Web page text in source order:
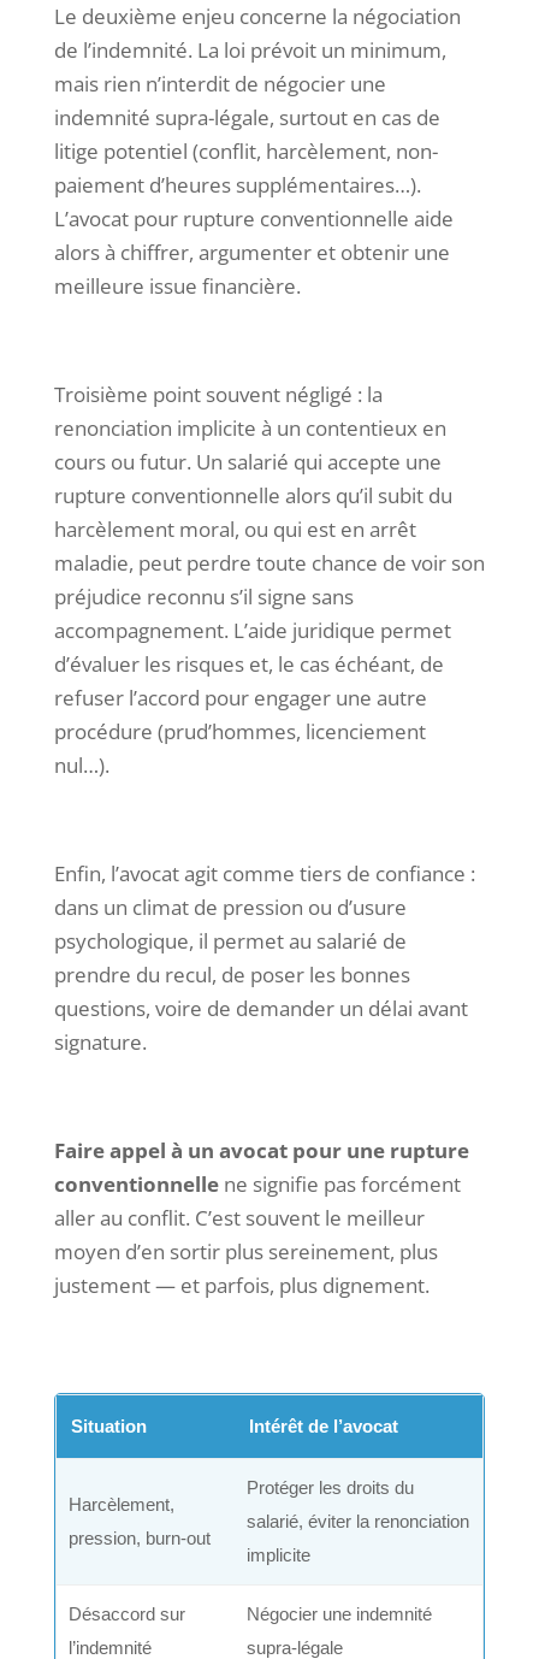
Le deuxième enjeu concerne la négociation
de l’indemnité. La loi prévoit un minimum,
mais rien n’interdit de négocier une
indemnité supra-légale, surtout en cas de
litige potentiel (conflit, harcèlement, non-
paiement d’heures supplémentaires…).
L’avocat pour rupture conventionnelle aide
alors à chiffrer, argumenter et obtenir une
meilleure issue financière.
Troisième point souvent négligé : la
renonciation implicite à un contentieux en
cours ou futur. Un salarié qui accepte une
rupture conventionnelle alors qu’il subit du
harcèlement moral, ou qui est en arrêt
maladie, peut perdre toute chance de voir son
préjudice reconnu s’il signe sans
accompagnement. L’aide juridique permet
d’évaluer les risques et, le cas échéant, de
refuser l’accord pour engager une autre
procédure (prud’hommes, licenciement
nul…).
Enfin, l’avocat agit comme tiers de confiance :
dans un climat de pression ou d’usure
psychologique, il permet au salarié de
prendre du recul, de poser les bonnes
questions, voire de demander un délai avant
signature.
Faire appel à un avocat pour une rupture
conventionnellene signifie pas forcément
aller au conflit. C’est souvent le meilleur
moyen d’en sortir plus sereinement, plus
justement — et parfois, plus dignement.
Situation Intérêt de l’avocat
Harcèlement,
pression, burn-out
Protéger les droits du
salarié, éviter la renonciation
implicite
Désaccord sur
l’indemnité
Négocier une indemnité
supra-légale